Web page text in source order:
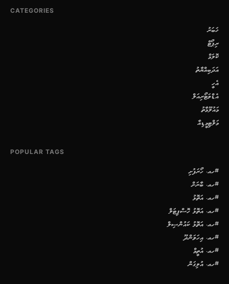
CATEGORIES
ޚަބަރު
ރިޕޯޓް
ކޮލަމް
އަދަބިއްޔާތު
އެހީ
އެޑްވަޓޯރިއަލް
މައުލޫމާތު
މަލްޓިމީޑިއާ
POPULAR TAGS
#ހއ. ހޯރަފުށި
#ހއ. ބާރަށް
#ހއ. އަތޮޅު
#ހއ. އަތޮޅު ހޮސްޕިޓަލް
#ހއ. އަތޮޅު ކައުންސިލް
#ހއ. އިހަވަންދޫ
#ހއ. އުތީމް
#ހއ. އުލިގަން